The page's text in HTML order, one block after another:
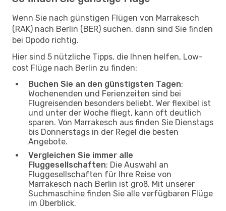
Wenn Sie nach günstigen Flügen von Marrakesch
(RAK) nach Berlin (BER) suchen, dann sind Sie finden
bei Opodo richtig.
Hier sind 5 nützliche Tipps, die Ihnen helfen, Low-
cost Flüge nach Berlin zu finden:
Buchen Sie an den günstigsten Tagen:
Wochenenden und Ferienzeiten sind bei
Flugreisenden besonders beliebt. Wer flexibel ist
und unter der Woche fliegt, kann oft deutlich
sparen. Von Marrakesch aus finden Sie Dienstags
bis Donnerstags in der Regel die besten
Angebote.
Vergleichen Sie immer alle
Fluggesellschaften: Die Auswahl an
Fluggesellschaften für Ihre Reise von
Marrakesch nach Berlin ist groß. Mit unserer
Suchmaschine finden Sie alle verfügbaren Flüge
im Überblick.